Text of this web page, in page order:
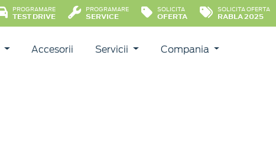
PROGRAMARE
TEST DRIVE
PROGRAMARE
SERVICE
SOLICITA
OFERTA
SOLICITA OFERTA
RABLA 2025
Accesorii Servicii Compania